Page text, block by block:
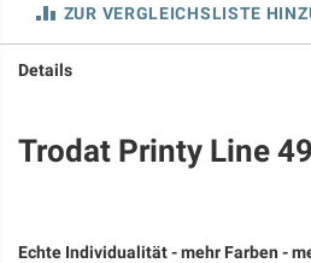
ZUR VERGLEICHSLISTE
Details
Trodat Printy Line
Echte Individualität - mehr Farben -